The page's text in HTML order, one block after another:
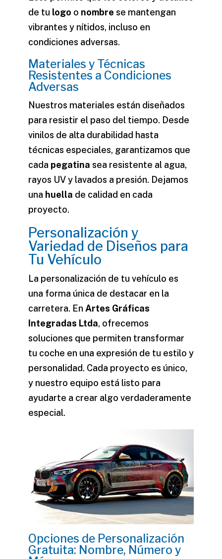
de tu logo o nombre se mantengan
vibrantes y nítidos, incluso en
condiciones adversas.
Materiales y Técnicas
Resistentes a Condiciones
Adversas
Nuestros materiales están diseñados
para resistir el paso del tiempo. Desde
vinilos de alta durabilidad hasta
técnicas especiales, garantizamos que
cada pegatina sea resistente al agua,
rayos UV y lavados a presión. Dejamos
una huella de calidad en cada
proyecto.
Personalización y
Variedad de Diseños para
Tu Vehículo
La personalización de tu vehículo es
una forma única de destacar en la
carretera. En Artes Gráficas
Integradas Ltda, ofrecemos
soluciones que permiten transformar
tu coche en una expresión de tu estilo y
personalidad. Cada proyecto es único,
y nuestro equipo está listo para
ayudarte a crear algo verdaderamente
especial.
Opciones de Personalización
Gratuita: Nombre, Número y